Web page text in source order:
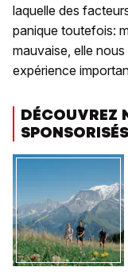
laquelle des
panique toutefois:
mauvaise, elle
expérience
DÉCOUVREZ
SPONSORISÉS